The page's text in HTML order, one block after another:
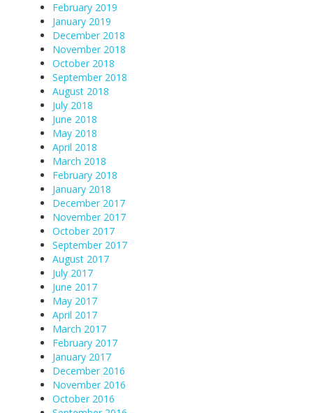
February 2019
January 2019
December 2018
November 2018
October 2018
September 2018
August 2018
July 2018
June 2018
May 2018
April 2018
March 2018
February 2018
January 2018
December 2017
November 2017
October 2017
September 2017
August 2017
July 2017
June 2017
May 2017
April 2017
March 2017
February 2017
January 2017
December 2016
November 2016
October 2016